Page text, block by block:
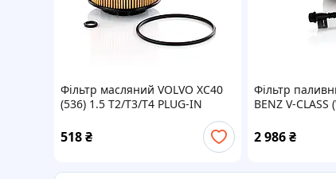
Фільтр масляний VOLVO XC40
(536) 1.5 T2/T3/T4 PLUG-IN
HYBRID/ T5 PLUG-IN HYBRID 18-
MANN (HU9009Z)
518₴
Фільтр
BENZ V-
/ D (447.811,
2014.03 -
2 986₴